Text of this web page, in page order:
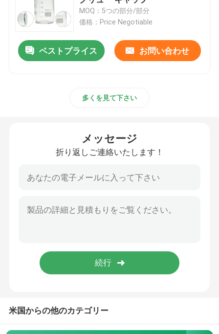
Agrochemical中間物
基本有機化学品
飼料の添加物
化粧品添加物
実験用ガラスボトル
実験室のフンネル
香料添加剤
MOQ：5つの部分/部分
価格：Price Negotiable
ベストプライス お問い合わせ
多くを見て下さい
メッセージ
折り返しご連絡いたします！
米国からの他のカテゴリー